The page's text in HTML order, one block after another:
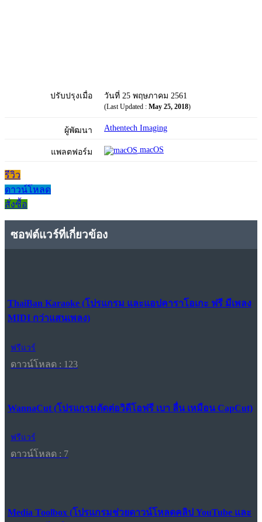
ปรับปรุงเมื่อ วันที่ 25 พฤษภาคม 2561
(Last Updated : May 25, 2018)
ผู้พัฒนา Athentech Imaging
แพลตฟอร์ม macOS
รีวิว
ดาวน์โหลด
สั่งซื้อ
ซอฟต์แวร์ที่เกี่ยวข้อง
ThaiBan Karaoke (โปรแกรม และแอปคาราโอเกะ ฟรี มีเพลง
MIDI กว่าแสนเพลง)
ฟรีแวร์
ดาวน์โหลด : 123
WannaCut (โปรแกรมตัดต่อวิดีโอฟรี เบา ลื่น เหมือน CapCut)
ฟรีแวร์
ดาวน์โหลด : 7
Media Toolbox (โปรแกรมช่วยดาวน์โหลดคลิป YouTube และ